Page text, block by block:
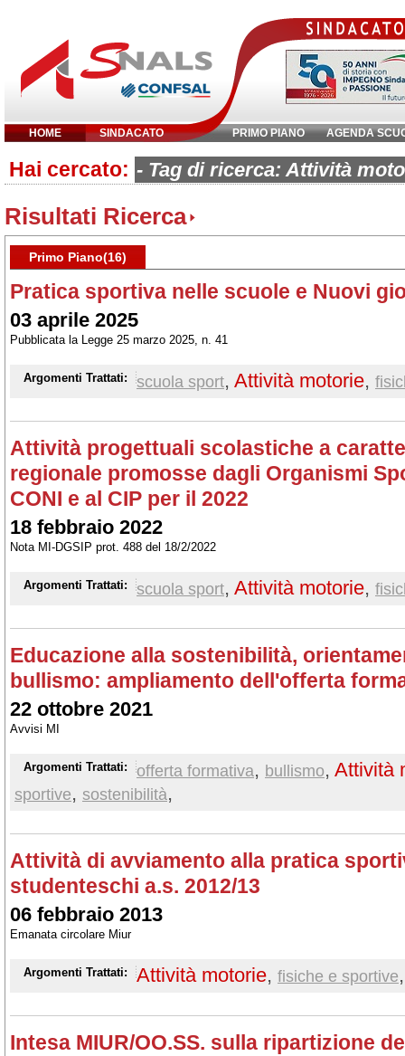
HOME SINDACATO PRIMO PIANO AGENDA
Inserisci parola chiave:
Hai cercato: - Tag di ricerca: Attività
Risultati Ricerca
Primo Piano(16)
Pratica sportiva nelle scuole e Nuovi
03 aprile 2025
Pubblicata la Legge 25 marzo 2025, n. 41
Argomenti Trattati: scuola sport, Attività motorie,
Attività progettuali scolastiche a
regionale promosse dagli Organismi
CONI e al CIP per il 2022
18 febbraio 2022
Nota MI-DGSIP prot. 488 del 18/2/2022
Argomenti Trattati: scuola sport, Attività motorie,
Educazione alla sostenibilità,
bullismo: ampliamento dell'offerta
22 ottobre 2021
Avvisi MI
Argomenti Trattati: offerta formativa, bullismo, Attività
sportive, sostenibilità,
Attività di avviamento alla pratica
studenteschi a.s. 2012/13
06 febbraio 2013
Emanata circolare Miur
Argomenti Trattati: Attività motorie, fisiche e sportive,
Intesa MIUR/OO.SS. sulla ripartizione